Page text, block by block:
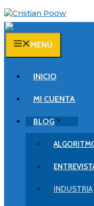
Saltar
al
contenido
MENÚ
INICIO
MI CUENTA
BLOG
INDUSTRIA